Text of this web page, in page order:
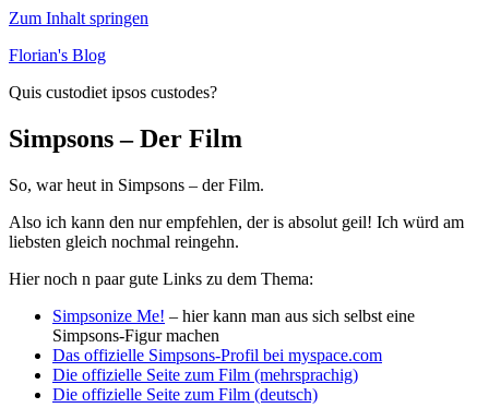
Zum Inhalt springen
Florian's Blog
Quis custodiet ipsos custodes?
Simpsons – Der Film
So, war heut in Simpsons – der Film.
Also ich kann den nur empfehlen, der is absolut geil! Ich würd am
liebsten gleich nochmal reingehn.
Hier noch n paar gute Links zu dem Thema:
Simpsonize Me! – hier kann man aus sich selbst eine
Simpsons-Figur machen
Das offizielle Simpsons-Profil bei myspace.com
Die offizielle Seite zum Film (mehrsprachig)
Die offizielle Seite zum Film (deutsch)